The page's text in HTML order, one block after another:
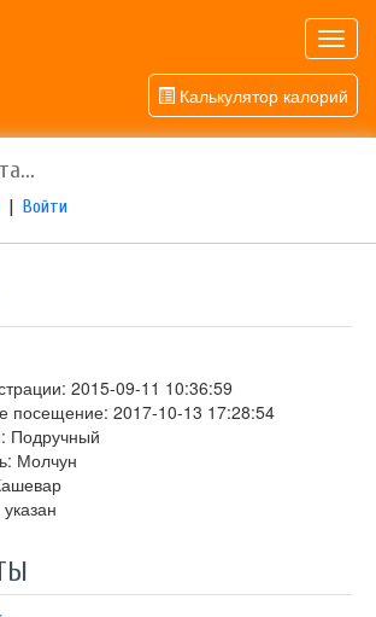
Калькулятор калорий
| Войти
2015-09-11 10:36:59
посещение: 2017-10-13 17:28:54
Подручный
Молчун